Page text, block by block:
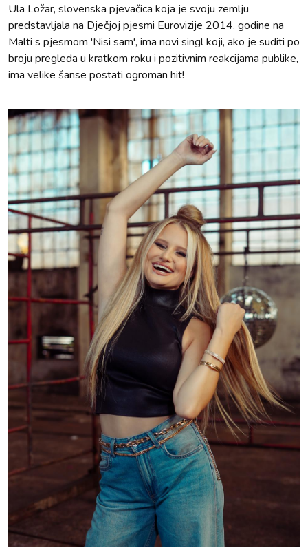
Ula Ložar, slovenska pjevačica koja je svoju zemlju
predstavljala na Dječjoj pjesmi Eurovizije 2014. godine na
Malti s pjesmom 'Nisi sam', ima novi singl koji, ako je suditi po
broju pregleda u kratkom roku i pozitivnim reakcijama publike,
ima velike šanse postati ogroman hit!